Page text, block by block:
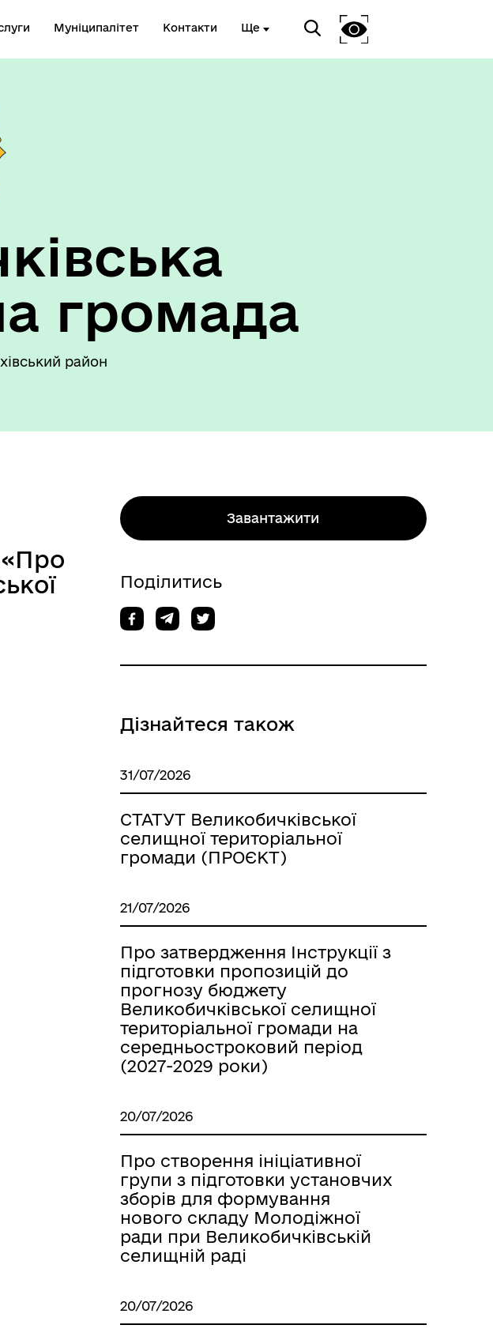
Муніципалітет Контакти Ще
громада
район
«Про
Завантажити
Поділитись
Дізнайтеся також
31/07/2026
СТАТУТ Великобичківської
селищної територіальної
громади (ПРОЄКТ)
21/07/2026
Про затвердження Інструкції з
підготовки пропозицій до
прогнозу бюджету
Великобичківської селищної
територіальної громади на
середньостроковий період
(2027-2029 роки)
20/07/2026
Про створення ініціативної
групи з підготовки установчих
зборів для формування
нового складу Молодіжної
ради при Великобичківській
селищній раді
20/07/2026